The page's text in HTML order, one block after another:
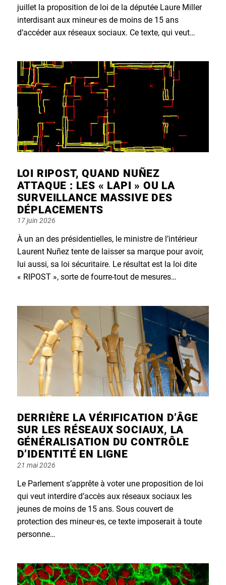
juillet la proposition de loi de la députée Laure Miller
interdisant aux mineur·es de moins de 15 ans
d’accéder aux réseaux sociaux. Ce texte, qui veut…
LOI RIPOST, QUAND NUÑEZ
ATTAQUE : LES « LAPI » OU LA
SURVEILLANCE MASSIVE DES
DÉPLACEMENTS
Posted
on
17 juin 2026
À un an des présidentielles, le ministre de l’intérieur
Laurent Nuñez tente de laisser sa marque pour avoir,
lui aussi, sa loi sécuritaire. Le résultat est la loi dite
« RIPOST », sorte de fourre-tout de mesures…
DERRIÈRE LA VÉRIFICATION D’ÂGE
SUR LES RÉSEAUX SOCIAUX, LA
GÉNÉRALISATION DU CONTRÔLE
D’IDENTITÉ EN LIGNE
Posted
on
21 mai 2026
Le Parlement s’apprête à voter une proposition de loi
qui veut interdire d’accès aux réseaux sociaux les
jeunes de moins de 15 ans. Sous couvert de
protection des mineur·es, ce texte imposerait à toute
personne…